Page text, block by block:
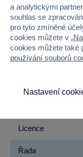
LEGO® Harry Potter™
Parametry produktu
EAN
Licence
Řada
a analytickými
souhlas se
pro tyto zmíněné
cookies můžete v „
cookies můžete také
používání souborů
Nastavení